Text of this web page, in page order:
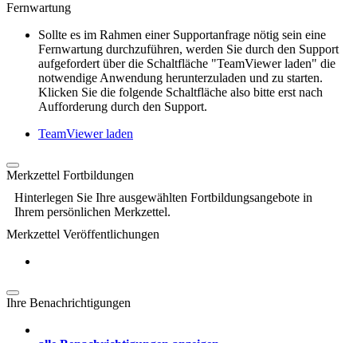
Fernwartung
Sollte es im Rahmen einer Supportanfrage nötig sein eine
Fernwartung durchzuführen, werden Sie durch den Support
aufgefordert über die Schaltfläche "TeamViewer laden" die
notwendige Anwendung herunterzuladen und zu starten.
Klicken Sie die folgende Schaltfläche also bitte erst nach
Aufforderung durch den Support.
TeamViewer laden
Merkzettel Fortbildungen
Hinterlegen Sie Ihre ausgewählten Fortbildungsangebote in
Ihrem persönlichen Merkzettel.
Merkzettel Veröffentlichungen
Ihre Benachrichtigungen